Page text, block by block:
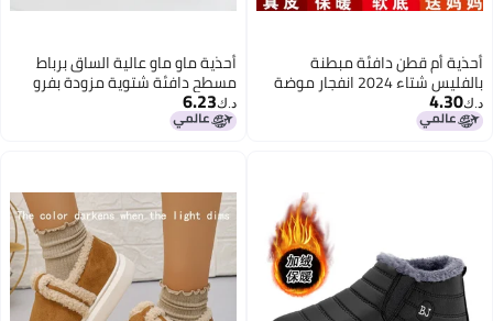
أحذية أم قطن دافئة مبطنة
بالفليس شتاء 2024 انفجار موضة
متناسقة أنيقة أحذية مارتن غير
متعبة للأقدام أحذية قصيرة غير
د.ك‏4.30
أحذية ماو ماو عالية الساق برباط
مسطح دافئة شتوية مزودة بفرو
الراكون، أحذية ثلجية بفم عميق Y2K
د.ك‏6.23